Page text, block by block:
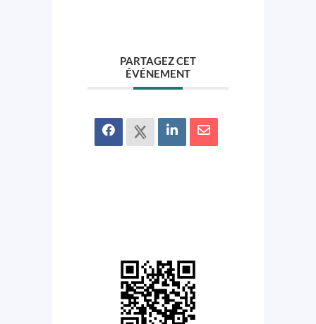
PARTAGEZ CET
ÉVÉNEMENT